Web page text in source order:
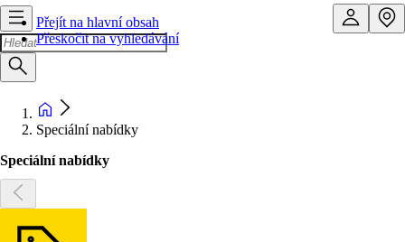
Přejít na hlavní obsah
Přeskočit na vyhledávání
Speciální nabídky
Speciální nabídky